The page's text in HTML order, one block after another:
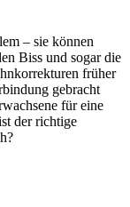
– sie können
Biss und sogar die
früher
gebracht
für eine
der richtige